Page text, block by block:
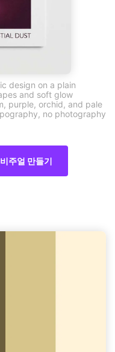
design on a plain
and soft glow
purple, orchid, and pale
no photography
주얼 만들기